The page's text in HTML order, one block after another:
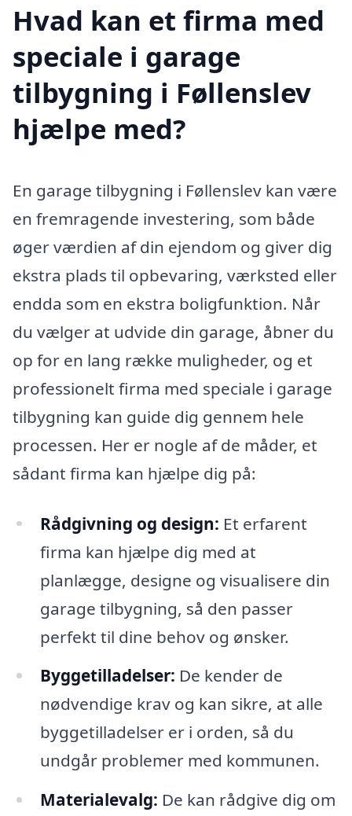
Hvad kan et firma med
speciale i garage
tilbygning i Føllenslev
hjælpe med?
En garage tilbygning i Føllenslev kan være
en fremragende investering, som både
øger værdien af din ejendom og giver dig
ekstra plads til opbevaring, værksted eller
endda som en ekstra boligfunktion. Når
du vælger at udvide din garage, åbner du
op for en lang række muligheder, og et
professionelt firma med speciale i garage
tilbygning kan guide dig gennem hele
processen. Her er nogle af de måder, et
sådant firma kan hjælpe dig på:
Rådgivning og design: Et erfarent
firma kan hjælpe dig med at
planlægge, designe og visualisere din
garage tilbygning, så den passer
perfekt til dine behov og ønsker.
Byggetilladelser: De kender de
nødvendige krav og kan sikre, at alle
byggetilladelser er i orden, så du
undgår problemer med kommunen.
Materialevalg: De kan rådgive dig om